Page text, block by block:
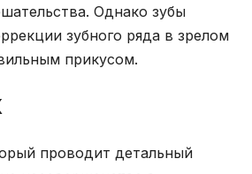
Однако зубы
зубного ряда в зрелом
прикусом.
проводит детальный